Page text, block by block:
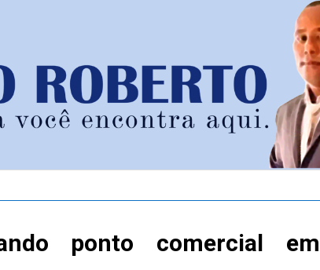
ponto comercial em